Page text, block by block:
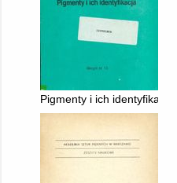
Pigmenty i ich identyfikacja